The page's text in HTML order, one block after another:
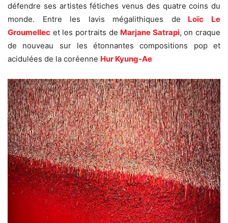
défendre ses artistes fétiches venus des quatre coins du
monde. Entre les lavis mégalithiques de
Loïc Le
Groumellec et les portraits de Marjane Satrapi, on craque
de nouveau sur les étonnantes compositions pop et
acidulées de la coréenne Hur Kyung-Ae